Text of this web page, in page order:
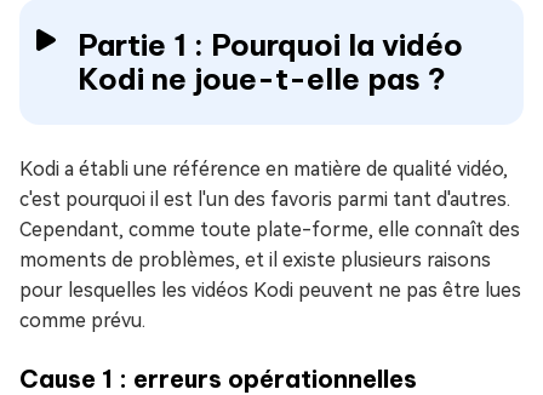
Partie 1 : Pourquoi la vidéo
Kodi ne joue-t-elle pas ?
Kodi a établi une référence en matière de qualité vidéo,
c'est pourquoi il est l'un des favoris parmi tant d'autres.
Cependant, comme toute plate-forme, elle connaît des
moments de problèmes, et il existe plusieurs raisons
pour lesquelles les vidéos Kodi peuvent ne pas être lues
comme prévu.
Cause 1 : erreurs opérationnelles